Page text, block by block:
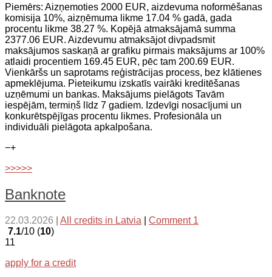
Piemērs: Aizņemoties 2000 EUR, aizdevuma noformēšanas
komisija 10%, aizņēmuma likme 17.04 % gadā, gada
procentu likme 38.27 %. Kopējā atmaksājamā summa
2377.06 EUR. Aizdevumu atmaksājot divpadsmit
maksājumos saskaņā ar grafiku pirmais maksājums ar 100%
atlaidi procentiem 169.45 EUR, pēc tam 200.69 EUR.
Vienkāršs un saprotams reģistrācijas process, bez klātienes
apmeklējuma. Pieteikumu izskatīs vairāki kreditēšanas
uzņēmumi un bankas. Maksājums pielāgots Tavām
iespējām, termiņš līdz 7 gadiem. Izdevīgi nosacījumi un
konkurētspējīgas procentu likmes. Profesionāla un
individuāli pielāgota apkalpošana.
−+
>>>>>
Banknote
22.03.2026 All credits in Latvia
Comment 1
7.1/10 (10)
11
apply for a credit